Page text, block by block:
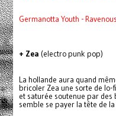
Germanotta Youth -
+ Zea (electro punk pop)
La hollande aura quand
bricoler Zea une sorte de
et saturée soutenue par
semble se payer la tête de